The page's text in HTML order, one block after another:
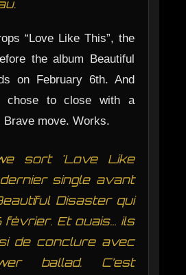
“Love Like This”, the
the album Beautiful
on February 6th. And
chose to close with a
Brave move. Works.
sort 'Love Like
single avant
Disaster qui
Et ouais… ils
de conclure avec
ballad. C’est